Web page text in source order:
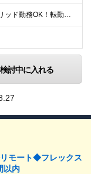
★リモート×出勤のハイブリッド勤務OK！転勤なし！U・Ｉターン歓迎！ 東京、神奈川、埼玉、千葉、愛知、大阪、兵庫、京都、広島、福岡をはじめとする全国各地のプロジェクト先。 プライム上場、グロース上
検討中に入れる
モート◆フレックス
以内